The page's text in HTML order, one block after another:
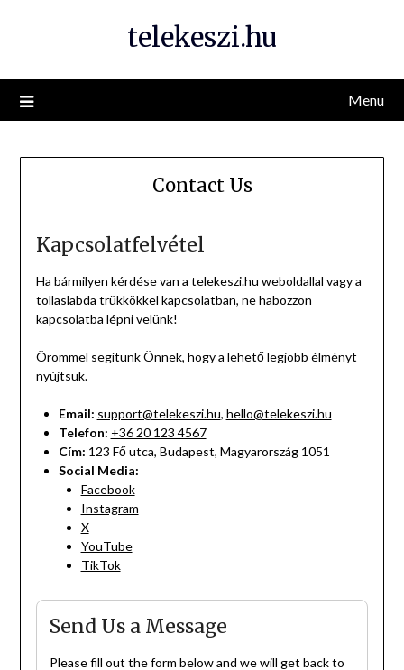
telekeszi.hu
Menu
Contact Us
Kapcsolatfelvétel
Ha bármilyen kérdése van a telekeszi.hu weboldallal vagy a
tollaslabda trükkökkel kapcsolatban, ne habozzon
kapcsolatba lépni velünk!
Örömmel segítünk Önnek, hogy a lehető legjobb élményt
nyújtsuk.
Email: support@telekeszi.hu, hello@telekeszi.hu
Telefon: +36 20 123 4567
Cím: 123 Fő utca, Budapest, Magyarország 1051
Social Media:
Facebook
Instagram
X
YouTube
TikTok
Send Us a Message
Please fill out the form below and we will get back to